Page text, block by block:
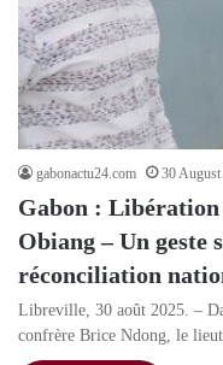
gabonactu24.com 30
Gabon :
Obiang – Un geste
réconciliation
Libreville, 30 août 2025. –
confrère Brice Ndong, le